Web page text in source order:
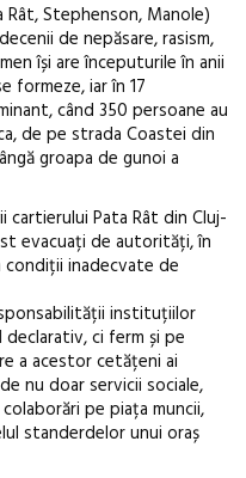
Rât, Stephenson, Manole)
de nepăsare, rasism,
își are începuturile în anii
formeze, iar în 17
când 350 persoane au
de pe strada Coastei din
groapa de gunoi a
Pata Rât din Cluj-
evacuați de autorități, în
inadecvate de
instituțiilor
ci ferm și pe
a acestor cetățeni ai
nu doar servicii sociale,
pe piața muncii,
standerdelor unui oraș